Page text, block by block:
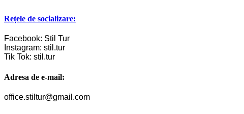
Rețele de socializare:
Facebook: Stil Tur
Instagram: stil.tur
Tik Tok: stil.tur
Adresa de e-mail:
office.stiltur@gmail.com